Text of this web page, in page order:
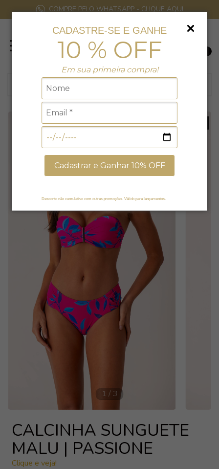
CADASTRE-SE E GANHE
10 % OFF
Em sua primeira compra!
Cadastrar e Ganhar 10% OFF
Desconto não cumulativo com outras promoções. Válido para lançamentos.
COMPRE PELO WHATSAPP - CLIQUE AQUI
30% EXCLUSIVO NO SITE
1 / 3
CALCINHA SUNGUETE
MALU | PASSIONE
Clique e veja!